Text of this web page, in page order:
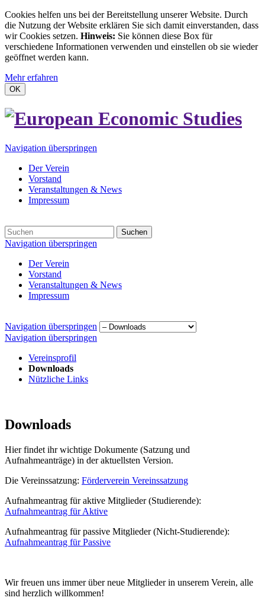
Cookies helfen uns bei der Bereitstellung unserer Website. Durch
die Nutzung der Website erklären Sie sich damit einverstanden, dass
wir Cookies setzen. Hinweis: Sie können diese Box für
verschiedene Informationen verwenden und einstellen ob sie wieder
geöffnet werden kann.
Mehr erfahren
OK
Navigation überspringen
Der Verein
Vorstand
Veranstaltungen & News
Impressum
Suchen
Navigation überspringen
Der Verein
Vorstand
Veranstaltungen & News
Impressum
Navigation überspringen
Navigation überspringen
Vereinsprofil
Downloads
Nützliche Links
Downloads
Hier findet ihr wichtige Dokumente (Satzung und
Aufnahmeanträge) in der aktuellsten Version.
Die Vereinssatzung: Förderverein Vereinssatzung
Aufnahmeantrag für aktive Mitglieder (Studierende):
Aufnahmeantrag für Aktive
Aufnahmeantrag für passive Mitglieder (Nicht-Studierende):
Aufnahmeantrag für Passive
Wir freuen uns immer über neue Mitglieder in unserem Verein, alle
sind herzlich willkommen!